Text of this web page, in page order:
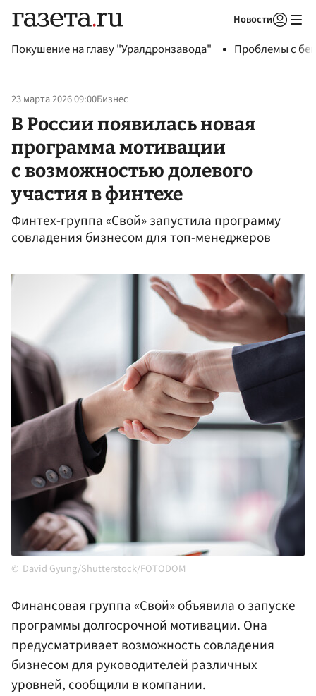
Новости
Покушение на главу "Уралдронзавода" Проблемы с
23 марта 2026 09:00Бизнес
В России появилась новая
программа мотивации
с возможностью долевого
участия в финтехе
Финтех-группа «Свой» запустила программу
совладения бизнесом для топ-менеджеров
David Gyung/Shutterstock/FOTODOM
Финансовая группа «Свой» объявила о запуске
программы долгосрочной мотивации. Она
предусматривает возможность совладения
бизнесом для руководителей различных
уровней, сообщили в компании.